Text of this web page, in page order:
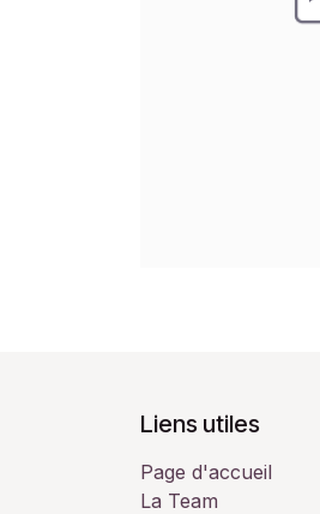
Liens utiles
Page d'accueil
La Team